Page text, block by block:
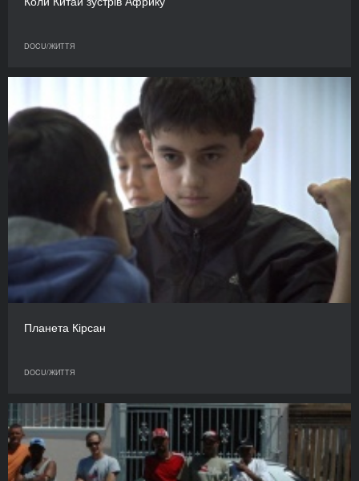
DOCU/ЖИТТЯ
Планета Кірсан
DOCU/ЖИТТЯ